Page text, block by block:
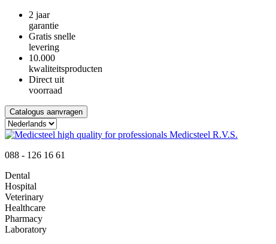
2 jaar
garantie
Gratis snelle
levering
10.000
kwaliteitsproducten
Direct uit
voorraad
Catalogus aanvragen
088 - 126 16 61
Dental
Hospital
Veterinary
Healthcare
Pharmacy
Laboratory